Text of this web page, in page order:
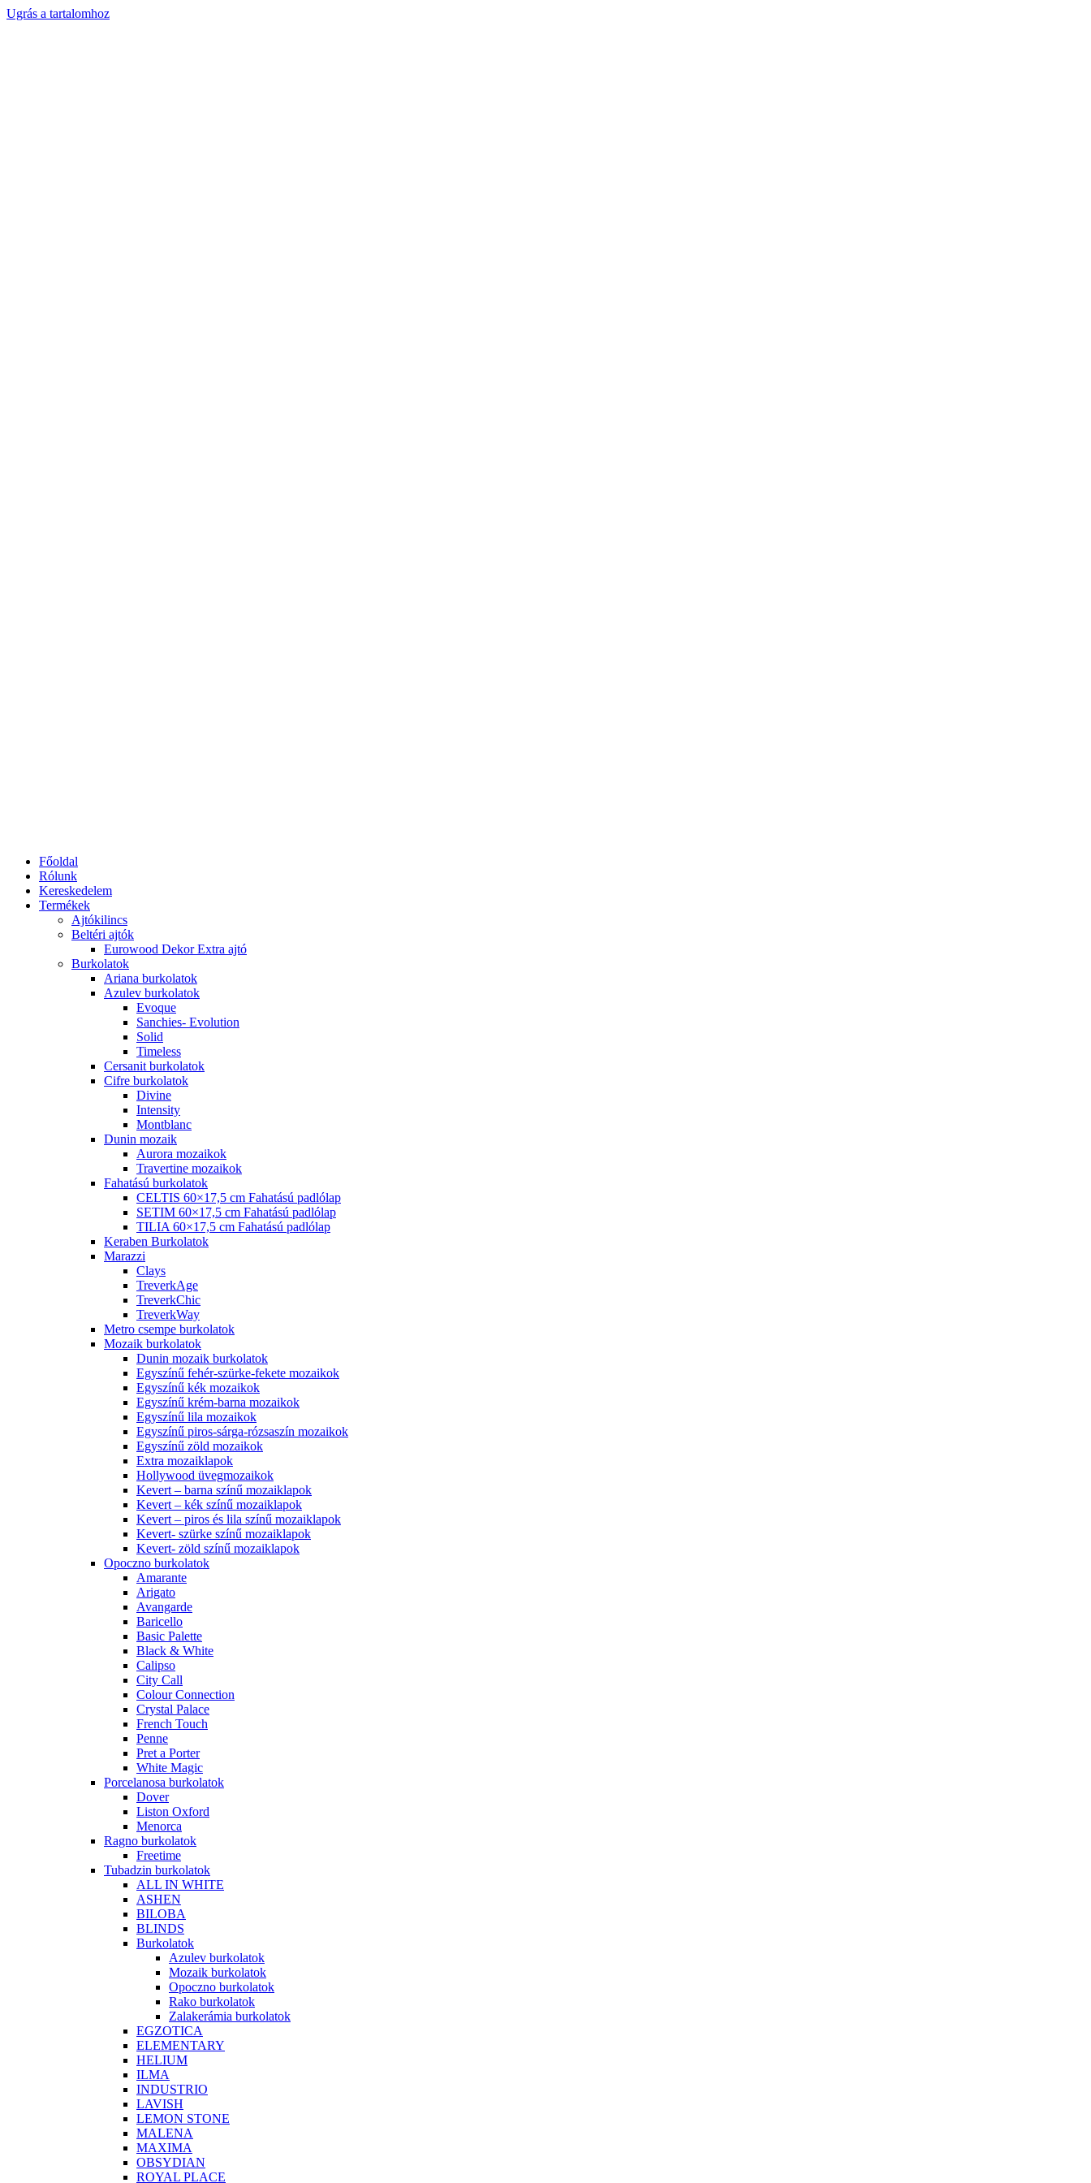
Ugrás a tartalomhoz
Főoldal
Rólunk
Kereskedelem
Termékek
Ajtókilincs
Beltéri ajtók
Eurowood Dekor Extra ajtó
Burkolatok
Ariana burkolatok
Azulev burkolatok
Evoque
Sanchies- Evolution
Solid
Timeless
Cersanit burkolatok
Cifre burkolatok
Divine
Intensity
Montblanc
Dunin mozaik
Aurora mozaikok
Travertine mozaikok
Fahatású burkolatok
CELTIS 60×17,5 cm Fahatású padlólap
SETIM 60×17,5 cm Fahatású padlólap
TILIA 60×17,5 cm Fahatású padlólap
Keraben Burkolatok
Marazzi
Clays
TreverkAge
TreverkChic
TreverkWay
Metro csempe burkolatok
Mozaik burkolatok
Dunin mozaik burkolatok
Egyszínű fehér-szürke-fekete mozaikok
Egyszínű kék mozaikok
Egyszínű krém-barna mozaikok
Egyszínű lila mozaikok
Egyszínű piros-sárga-rózsaszín mozaikok
Egyszínű zöld mozaikok
Extra mozaiklapok
Hollywood üvegmozaikok
Kevert – barna színű mozaiklapok
Kevert – kék színű mozaiklapok
Kevert – piros és lila színű mozaiklapok
Kevert- szürke színű mozaiklapok
Kevert- zöld színű mozaiklapok
Opoczno burkolatok
Amarante
Arigato
Avangarde
Baricello
Basic Palette
Black & White
Calipso
City Call
Colour Connection
Crystal Palace
French Touch
Penne
Pret a Porter
White Magic
Porcelanosa burkolatok
Dover
Liston Oxford
Menorca
Ragno burkolatok
Freetime
Tubadzin burkolatok
ALL IN WHITE
ASHEN
BILOBA
BLINDS
Burkolatok
Azulev burkolatok
Mozaik burkolatok
Opoczno burkolatok
Rako burkolatok
Zalakerámia burkolatok
EGZOTICA
ELEMENTARY
HELIUM
ILMA
INDUSTRIO
LAVISH
LEMON STONE
MALENA
MAXIMA
OBSYDIAN
ROYAL PLACE